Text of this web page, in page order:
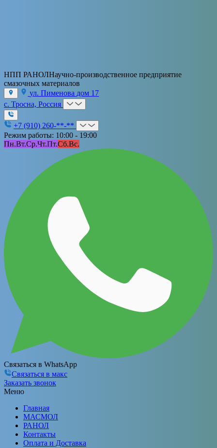
НПП РАНОЛНаучно-производственное предприятие
смазочных материалов
ул. Пименова дом 17
с. Тросна, Россия
+7 (910) 260-**-**
Режим работы: 10:00 - 19:00
Пн.Вт.Ср.Чт.Пт.Сб.Вс.
Связаться в WhatsApp
Связаться в макс
Заказать звонок
Меню
Главная
МАСМОЛ
РАНОЛ
Контакты
Оплата и Доставка